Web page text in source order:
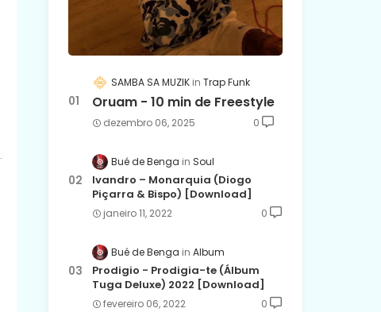
SAMBA SA MUZIK Trap Funk
Oruam - 10 min de Freestyle
dezembro 06, 2025 0
Bué de Benga Soul
Ivandro – Monarquia (Diogo
Piçarra & Bispo) [Download]
janeiro 11, 2022 0
Bué de Benga Album
Prodigio - Prodigia-te (Álbum
Tuga Deluxe) 2022 [Download]
fevereiro 06, 2022 0